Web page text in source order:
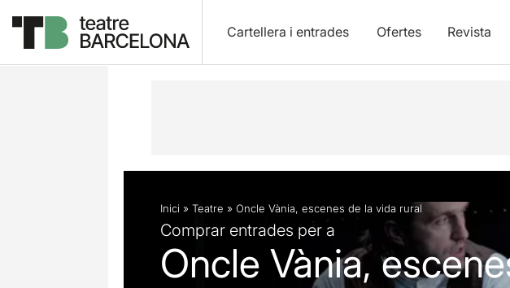
Cartellera i entrades Ofertes Revista
Descripció Fitxa artística Fotos i vídeos Articles
Inici » Teatre » Oncle Vània, escenes de la vida rural
Comprar entrades per a
Oncle Vània,